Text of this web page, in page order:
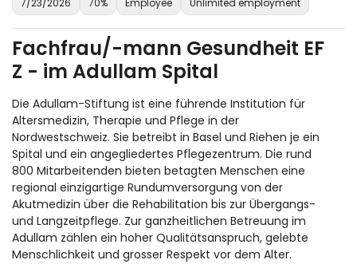
7/23/2026 70% Employee Unlimited employment
Fachfrau/-mann Gesundheit EF
Z - im Adullam Spital
Die Adullam-Stiftung ist eine führende Institution für
Altersmedizin, Therapie und Pflege in der
Nordwestschweiz. Sie betreibt in Basel und Riehen je ein
Spital und ein angegliedertes Pflegezentrum. Die rund
800 Mitarbeitenden bieten betagten Menschen eine
regional einzigartige Rundumversorgung von der
Akutmedizin über die Rehabilitation bis zur Übergangs-
und Langzeitpflege. Zur ganzheitlichen Betreuung im
Adullam zählen ein hoher Qualitätsanspruch, gelebte
Menschlichkeit und grosser Respekt vor dem Alter.